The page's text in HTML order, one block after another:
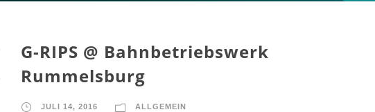
G-RIPS @ Bahnbetriebswerk
Rummelsburg
JULI 14, 2016 ALLGEMEIN